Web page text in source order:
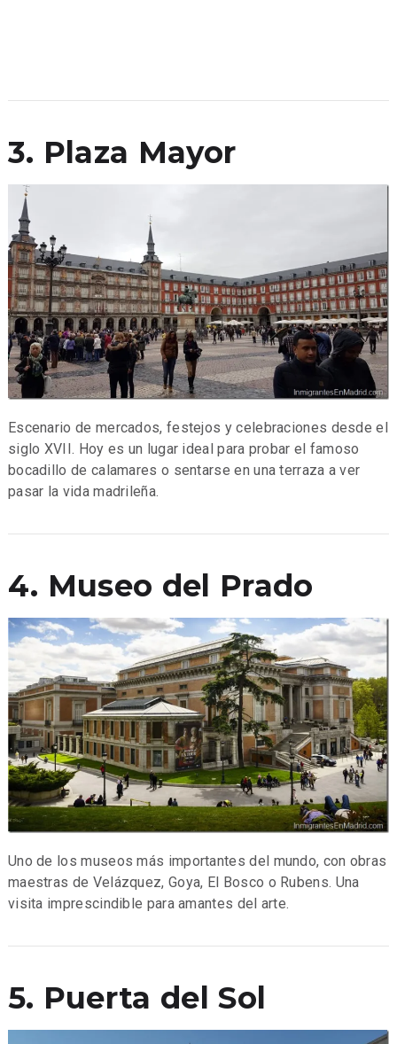
3. Plaza Mayor
Escenario de mercados, festejos y celebraciones desde el
siglo XVII. Hoy es un lugar ideal para probar el famoso
bocadillo de calamares o sentarse en una terraza a ver
pasar la vida madrileña.
4. Museo del Prado
Uno de los museos más importantes del mundo, con obras
maestras de Velázquez, Goya, El Bosco o Rubens. Una
visita imprescindible para amantes del arte.
5. Puerta del Sol